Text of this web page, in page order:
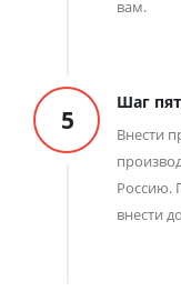
вам.
5
Шаг
Внести
Россию.
внести